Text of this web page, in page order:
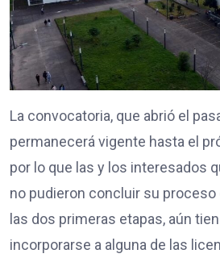
La convocatoria, que abrió el
permanecerá vigente hasta el
por lo que las y los interesados
no pudieron concluir su
las dos primeras etapas, aún
incorporarse a alguna de las